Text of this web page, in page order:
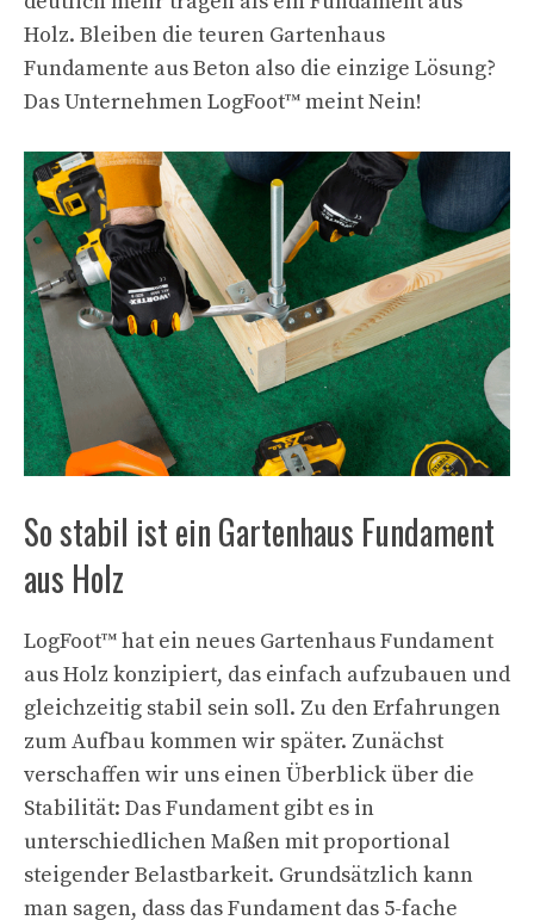
Holz. Bleiben die teuren Gartenhaus
Fundamente aus Beton also die einzige Lösung?
Das Unternehmen LogFoot™ meint Nein!
So stabil ist ein Gartenhaus Fundament
aus Holz
LogFoot™ hat ein neues Gartenhaus Fundament
aus Holz konzipiert, das einfach aufzubauen und
gleichzeitig stabil sein soll. Zu den Erfahrungen
zum Aufbau kommen wir später. Zunächst
verschaffen wir uns einen Überblick über die
Stabilität: Das Fundament gibt es in
unterschiedlichen Maßen mit proportional
steigender Belastbarkeit. Grundsätzlich kann
man sagen, dass das Fundament das 5-fache